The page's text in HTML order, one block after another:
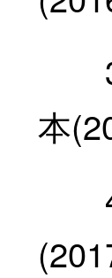
39
本
40